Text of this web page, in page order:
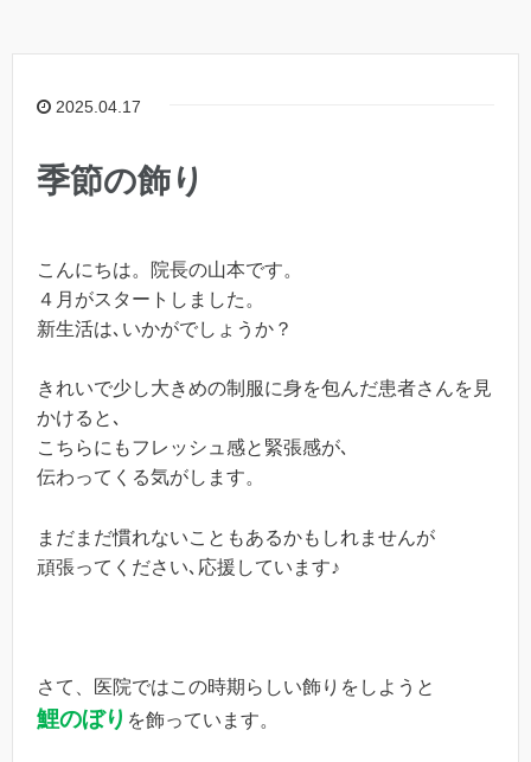
2025.04.17
季節の飾り
こんにちは。院長の山本です。
４月がスタートしました。
新生活は､いかがでしょうか？
きれいで少し大きめの制服に身を包んだ患者さんを見
かけると､
こちらにもフレッシュ感と緊張感が､
伝わってくる気がします。
まだまだ慣れないこともあるかもしれませんが
頑張ってください､応援しています♪
さて、医院ではこの時期らしい飾りをしようと
鯉のぼり を飾っています。